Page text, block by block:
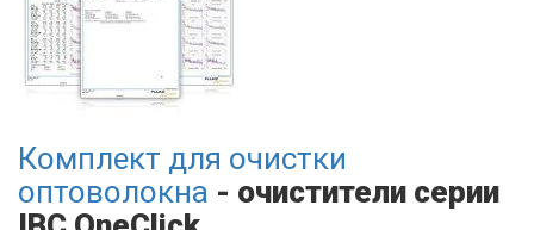
Комплект для очистки
оптоволокна - очистители серии